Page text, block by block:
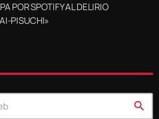
POR SPOTIFY AL DELIRIO
PISUCHI»
search